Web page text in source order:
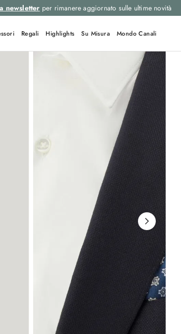
newsletter per rimanere aggiornato sulle ultime novità
Regali Highlights Su Misura Mondo Canali